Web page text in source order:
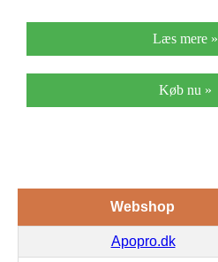
Læs mere »
Køb nu »
Webshop
Apopro.dk